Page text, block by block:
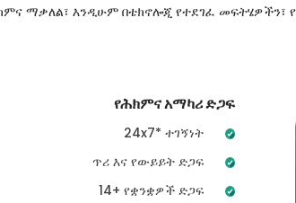
ማቃለል፣ እንዲሁም በቴክኖሎጂ የተደገፈ መፍትሄዎችን፣
የሕክምና አማካሪ ድጋፍ
24x7* ተገኝነት
ጥሪ እና የውይይት ድጋፍ
14+ የቋንቋዎች ድጋፍ